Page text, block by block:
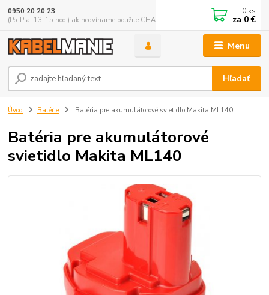
Menu
Hľadať
0950 20 20 23
(Po-Pia, 13-15 hod.) ak nedvíhame použite CHATBOX
0 ks
za 0 €
Úvod Batérie Batéria pre akumulátorové svietidlo Makita ML140
Batéria pre akumulátorové
svietidlo Makita ML140